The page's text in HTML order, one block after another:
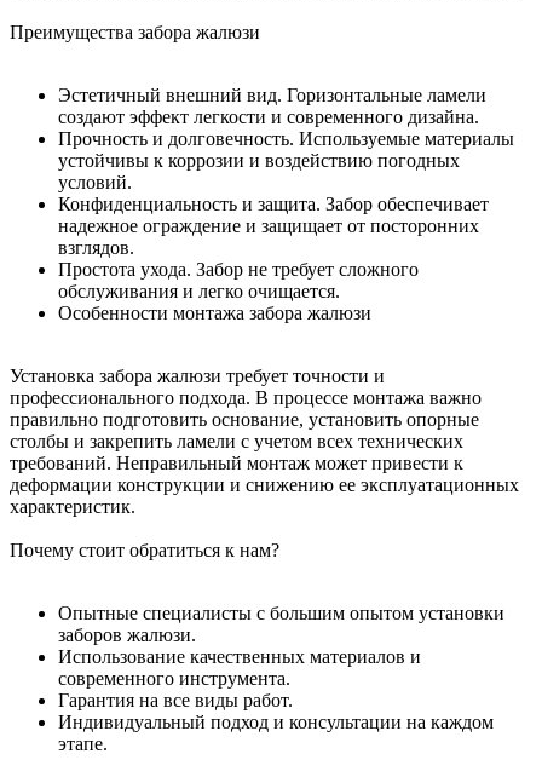
Преимущества забора жалюзи
Эстетичный внешний вид. Горизонтальные ламели
создают эффект легкости и современного дизайна.
Прочность и долговечность. Используемые материалы
устойчивы к коррозии и воздействию погодных
условий.
Конфиденциальность и защита. Забор обеспечивает
надежное ограждение и защищает от посторонних
взглядов.
Простота ухода. Забор не требует сложного
обслуживания и легко очищается.
Особенности монтажа забора жалюзи
Установка забора жалюзи требует точности и
профессионального подхода. В процессе монтажа важно
правильно подготовить основание, установить опорные
столбы и закрепить ламели с учетом всех технических
требований. Неправильный монтаж может привести к
деформации конструкции и снижению ее эксплуатационных
характеристик.
Почему стоит обратиться к нам?
Опытные специалисты с большим опытом установки
заборов жалюзи.
Использование качественных материалов и
современного инструмента.
Гарантия на все виды работ.
Индивидуальный подход и консультации на каждом
этапе.